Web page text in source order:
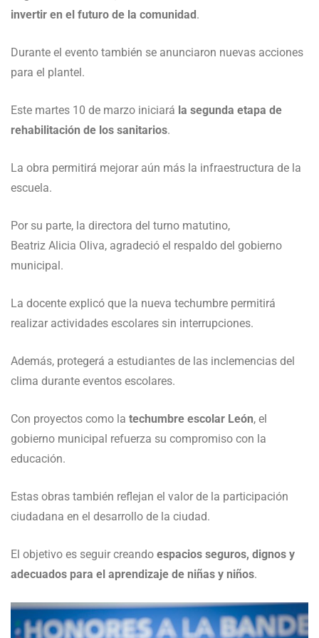
invertir en el futuro de la comunidad .
Durante el evento también se anunciaron nuevas acciones
para el plantel.
Este martes 10 de marzo iniciará la segunda etapa de
rehabilitación de los sanitarios.
La obra permitirá mejorar aún más la infraestructura de la
escuela.
Por su parte, la directora del turno matutino,
Beatriz Alicia Oliva, agradeció el respaldo del gobierno
municipal.
La docente explicó que la nueva techumbre permitirá
realizar actividades escolares sin interrupciones.
Además, protegerá a estudiantes de las inclemencias del
clima durante eventos escolares.
Con proyectos como la techumbre escolar León, el
gobierno municipal refuerza su compromiso con la
educación.
Estas obras también reflejan el valor de la participación
ciudadana en el desarrollo de la ciudad.
El objetivo es seguir creando espacios seguros, dignos y
adecuados para el aprendizaje de niñas y niños.